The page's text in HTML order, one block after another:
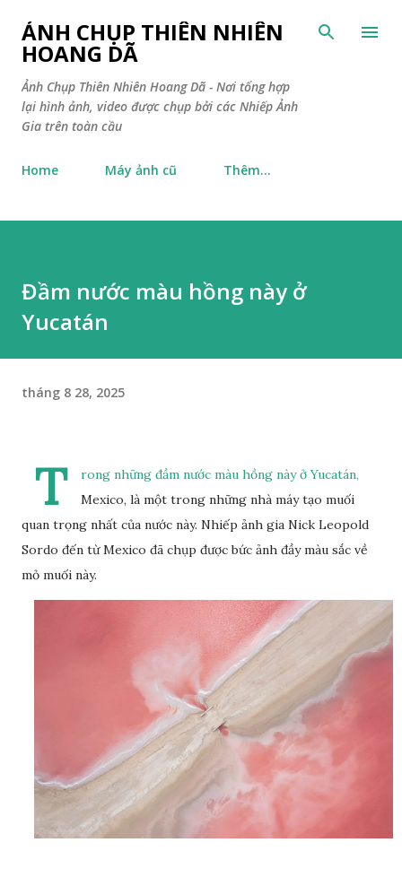
Chuyển đến nội dung chính
ẢNH CHỤP THIÊN NHIÊN
HOANG DÃ
Ảnh Chụp Thiên Nhiên Hoang Dã - Nơi tổng hợp
lại hình ảnh, video được chụp bởi các Nhiếp Ảnh
Gia trên toàn cầu
Home Máy ảnh cũ Thêm…
Đầm nước màu hồng này ở
Yucatán
tháng 8 28, 2025
T
rong những đầm nước màu hồng này ở Yucatán,
Mexico, là một trong những nhà máy tạo muối
quan trọng nhất của nước này. Nhiếp ảnh gia Nick Leopold
Sordo đến từ Mexico đã chụp được bức ảnh đầy màu sắc về
mỏ muối này.